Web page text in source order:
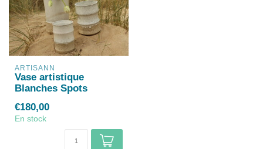
ARTISANN
Vase artistique
Blanches Spots
€180,00
En stock